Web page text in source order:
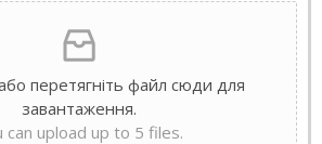
перетягніть файл сюди для
завантаження.
can upload up to 5 files.